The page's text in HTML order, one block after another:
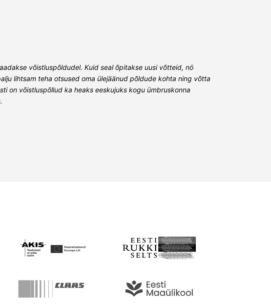
võistluspõldudel. Kuid seal õpitakse uusi võtteid, nö
lihtsam teha otsused oma ülejäänud põldude kohta ning võtta
on võistluspõllud ka heaks eeskujuks kogu ümbruskonna